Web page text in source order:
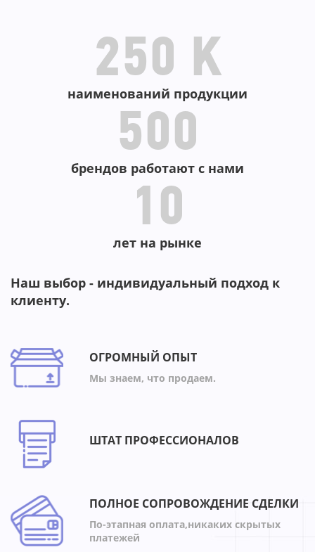
250 K
наименований продукции
500
брендов работают с нами
10
лет на рынке
Наш выбор - индивидуальный подход к
клиенту.
ОГРОМНЫЙ ОПЫТ
Мы знаем, что продаем.
ШТАТ ПРОФЕССИОНАЛОВ
ПОЛНОЕ СОПРОВОЖДЕНИЕ СДЕЛКИ
По-этапная оплата,никаких скрытых
платежей